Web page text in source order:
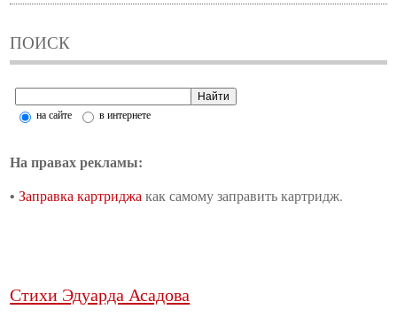
ПОИСК
на сайте в интернете
На правах рекламы:
•Заправка картриджа как самому заправить картридж.
Стихи Эдуарда Асадова